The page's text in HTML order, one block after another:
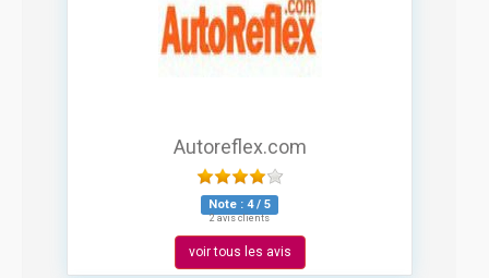
Autoreflex.com
Note : 4/ 5
2 avis clients
voir tous les avis